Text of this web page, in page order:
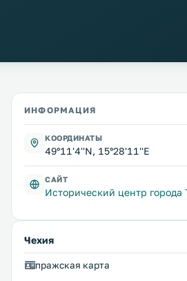
ИНФОРМАЦИЯ
КООРДИНАТЫ
49°11'4''N, 15°28'11''E
САЙТ
Исторический центр города
Чехия
пражская карта